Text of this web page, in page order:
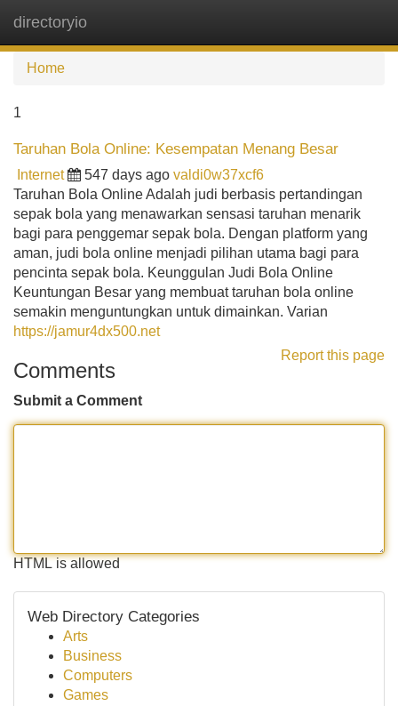
directoryio
Home
1
Taruhan Bola Online: Kesempatan Menang Besar
Internet 547 days ago valdi0w37xcf6
Taruhan Bola Online Adalah judi berbasis pertandingan
sepak bola yang menawarkan sensasi taruhan menarik
bagi para penggemar sepak bola. Dengan platform yang
aman, judi bola online menjadi pilihan utama bagi para
pencinta sepak bola. Keunggulan Judi Bola Online
Keuntungan Besar yang membuat taruhan bola online
semakin menguntungkan untuk dimainkan. Varian
https://jamur4dx500.net
Report this page
Comments
Submit a Comment
HTML is allowed
Web Directory Categories
Arts
Business
Computers
Games